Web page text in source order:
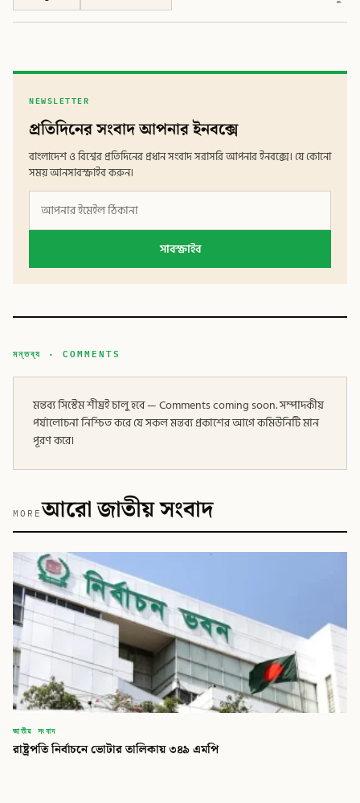
NEWSLETTER
প্রতিদিনের সংবাদ আপনার ইনবক্সে
বাংলাদেশ ও বিশ্বের প্রতিদিনের প্রধান সংবাদ সরাসরি আপনার ইনবক্সে। যে কোনো
সময় আনসাবস্ক্রাইব করুন।
সাবস্ক্রাইব
মন্তব্য · COMMENTS
মন্তব্য সিস্টেম শীঘ্রই চালু হবে — Comments coming soon. সম্পাদকীয়
পর্যালোচনা নিশ্চিত করে যে সকল মন্তব্য প্রকাশের আগে কমিউনিটি মান
পূরণ করে।
MOREআরো জাতীয় সংবাদ
জাতীয় সংবাদ
রাষ্ট্রপতি নির্বাচনে ভোটার তালিকায় ৩৪৯ এমপি